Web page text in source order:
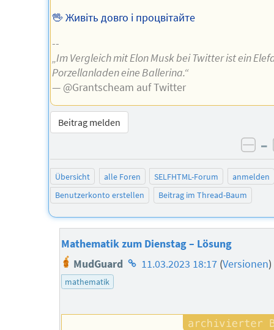
🖖 Живіть довго і процвітайте
--
„Im Vergleich mit Elon Musk bei Twitter ist ein
Porzellanladen eine Ballerina.“
— @Grantscheam auf Twitter
Beitrag melden
–
Übersicht alle Foren SELFHTML-Forum
anmelden
Benutzerkonto erstellen
Beitrag im Thread-Baum
Mathematik zum Dienstag – Lösung
MudGuard Homepage
11.03.2023 18:17 (Versionen)
mathematik